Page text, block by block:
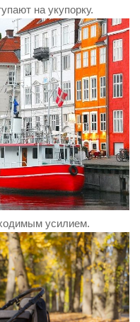
на укупорку.
усилием.